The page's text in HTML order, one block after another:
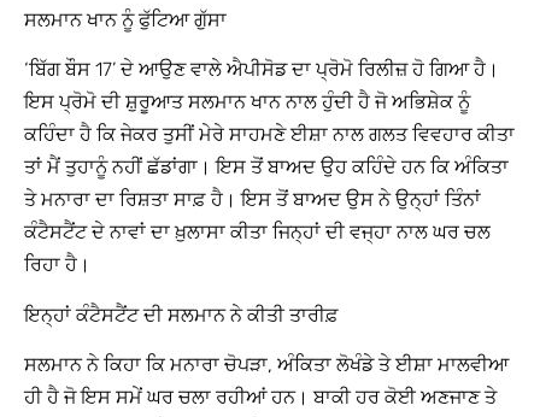
ਸਲਮਾਨ ਖਾਨ ਨੂੰ ਫੁੱਟਿਆ ਗੁੱਸਾ
‘ਬਿੱਗ ਬੌਸ 17’ ਦੇ ਆਉਣ ਵਾਲੇ ਐਪੀਸੋਡ ਦਾ ਪ੍ਰੋਮੋ ਰਿਲੀਜ਼ ਹੋ ਗਿਆ ਹੈ।
ਇਸ ਪ੍ਰੋਮੋ ਦੀ ਸ਼ੁਰੂਆਤ ਸਲਮਾਨ ਖਾਨ ਨਾਲ ਹੁੰਦੀ ਹੈ ਜੋ ਅਭਿਸ਼ੇਕ ਨੂੰ
ਕਹਿੰਦਾ ਹੈ ਕਿ ਜੇਕਰ ਤੁਸੀਂ ਮੇਰੇ ਸਾਹਮਣੇ ਈਸ਼ਾ ਨਾਲ ਗਲਤ ਵਿਵਹਾਰ ਕੀਤਾ
ਤਾਂ ਮੈਂ ਤੁਹਾਨੂੰ ਨਹੀਂ ਛੱਡਾਂਗਾ। ਇਸ ਤੋਂ ਬਾਅਦ ਉਹ ਕਹਿੰਦੇ ਹਨ ਕਿ ਅੰਕਿਤਾ
ਤੇ ਮਨਾਰਾ ਦਾ ਰਿਸ਼ਤਾ ਸਾਫ਼ ਹੈ। ਇਸ ਤੋਂ ਬਾਅਦ ਉਸ ਨੇ ਉਨ੍ਹਾਂ ਤਿੰਨਾਂ
ਕੰਟੈਸਟੈਂਟ ਦੇ ਨਾਵਾਂ ਦਾ ਖ਼ੁਲਾਸਾ ਕੀਤਾ ਜਿਨ੍ਹਾਂ ਦੀ ਵਜ੍ਹਾ ਨਾਲ ਘਰ ਚਲ
ਰਿਹਾ ਹੈ।
ਇਨ੍ਹਾਂ ਕੰਟੈਸਟੈਂਟ ਦੀ ਸਲਮਾਨ ਨੇ ਕੀਤੀ ਤਾਰੀਫ਼
ਸਲਮਾਨ ਨੇ ਕਿਹਾ ਕਿ ਮਨਾਰਾ ਚੋਪੜਾ, ਅੰਕਿਤਾ ਲੋਖੰਡੇ ਤੇ ਈਸ਼ਾ ਮਾਲਵੀਆ
ਹੀ ਹੈ ਜੋ ਇਸ ਸਮੇਂ ਘਰ ਚਲਾ ਰਹੀਆਂ ਹਨ। ਬਾਕੀ ਹਰ ਕੋਈ ਅਣਜਾਣ ਤੇ